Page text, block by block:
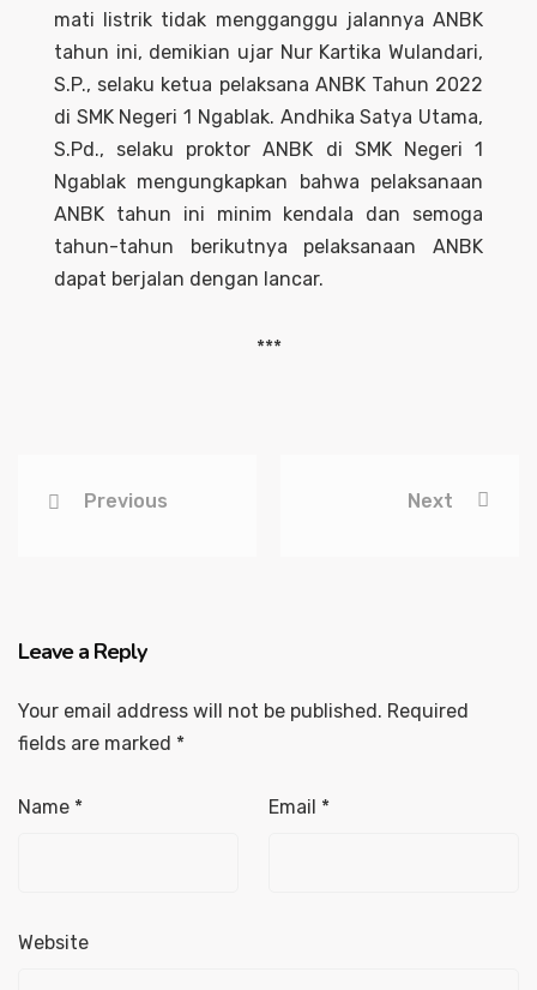
mati listrik tidak mengganggu jalannya ANBK
tahun ini, demikian ujar Nur Kartika Wulandari,
S.P., selaku ketua pelaksana ANBK Tahun 2022
di SMK Negeri 1 Ngablak. Andhika Satya Utama,
S.Pd., selaku proktor ANBK di SMK Negeri 1
Ngablak mengungkapkan bahwa pelaksanaan
ANBK tahun ini minim kendala dan semoga
tahun-tahun berikutnya pelaksanaan ANBK
dapat berjalan dengan lancar.
***
Previous Next
Leave a Reply
Your email address will not be published. Required
fields are marked *
Name * Email *
Website